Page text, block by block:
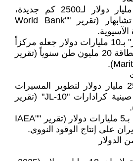
السكك الحديدية: 60 مليار دولار لـ2500 كم جديدة،
ربطت طهران بميناء تشابهار (تقرير "World Bank"
الموانئ: تطوير "تشابهار" بـ10 مليارات دولار جعله مركزاً
لتصدير النفط والسلع، بطاقة 20 مليون طن سنوياً (تقرير
الصناعات العسكرية: 25 مليار دولار لتطوير المسيرات
والصواريخ، مع تقنيات صينية كرادارات "JL-10" (تقرير
النووي: معدات تخصيب بـ5 مليارات دولار (تقرير "IAEA"
الدولار